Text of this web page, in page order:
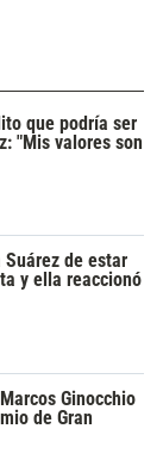
que podría ser
"Mis valores son
de estar
y ella reaccionó
Ginocchio
de Gran